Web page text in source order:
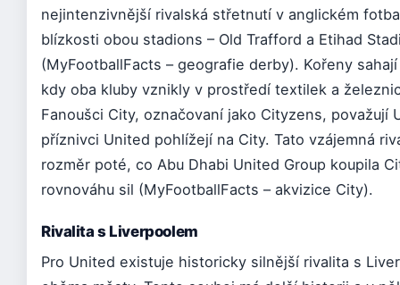
nejintenzivnější rivalská střetnutí v anglickém
blízkosti obou stadions – Old Trafford a Etihad
(MyFootballFacts – geografie derby). Kořeny
kdy oba kluby vznikly v prostředí textilek a
Fanoušci City, označovaní jako Cityzens, považují
příznivci United pohlížejí na City. Tato vzájemná
rozměr poté, co Abu Dhabi United Group koupila
rovnováhu sil (MyFootballFacts – akvizice City).
Rivalita s Liverpoolem
Pro United existuje historicky silnější rivalita s